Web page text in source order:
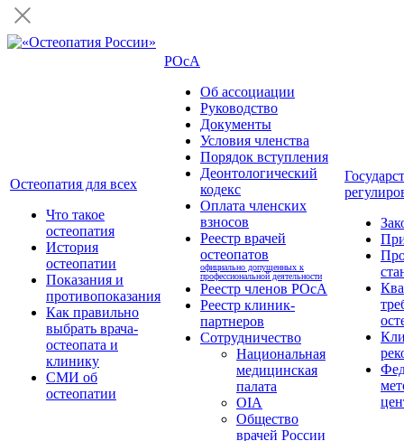
Остеопатия для всех
Что такое
остеопатия
История
остеопатии
Показания и
противопоказания
Как правильно
выбрать врача-
остеопата и
клинику
СМИ об
остеопатии
РОсА
Об ассоциации
Руководство
Документы
Условия членства
Порядок вступления
Деонтологический
кодекс
Оплата членских
взносов
Реестр врачей
остеопатов
официально допущенных к
профессиональной деятельности
Реестр членов РОсА
Реестр клиник-
партнеров
Сотрудничество
Национальная
медицинская
палата
OIA
Общество
врачей России